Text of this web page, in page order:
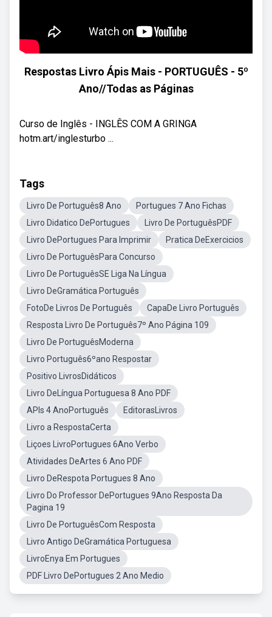
Respostas Livro Ápis Mais - PORTUGUÊS - 5º
Ano//Todas as Páginas
Curso de Inglês - INGLÊS COM A GRINGA
hotm.art/inglesturbo ...
Tags
Livro De Português8 Ano
Portugues 7 Ano Fichas
Livro Didatico DePortugues
Livro De PortuguêsPDF
Livro DePortugues Para Imprimir
Pratica DeExercicios
Livro De PortuguêsPara Concurso
Livro De PortuguêsSE Liga Na Língua
Livro DeGramática Português
FotoDe Livros De Português
CapaDe Livro Português
Resposta Livro De Português7º Ano Página 109
Livro De PortuguêsModerna
Livro Português6ºano Respostar
Positivo LivrosDidáticos
Livro DeLíngua Portuguesa 8 Ano PDF
APIs 4 AnoPortuguês
EditorasLivros
Livro a RespostaCerta
Liçoes LivroPortugues 6Ano Verbo
Atividades DeArtes 6 Ano PDF
Livro DeRespota Portugues 8 Ano
Livro Do Professor DePortugues 9Ano Resposta Da
Pagina 19
Livro De PortuguêsCom Resposta
Livro Antigo DeGramática Portuguesa
LivroEnya Em Portugues
PDF Livro DePortugues 2 Ano Medio